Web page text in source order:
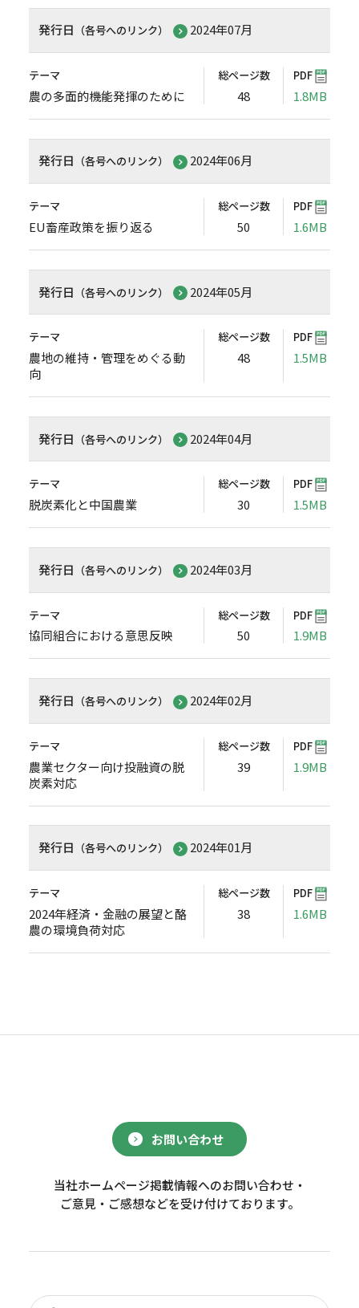
発行日 （各号へのリンク） 2024年07月
テーマ
農の多面的機能発揮のために
総ページ数
48
PDF
1.8MB
発行日 （各号へのリンク） 2024年06月
テーマ
EU畜産政策を振り返る
総ページ数
50
PDF
1.6MB
発行日 （各号へのリンク） 2024年05月
テーマ
農地の維持・管理をめぐる動
向
総ページ数
48
PDF
1.5MB
発行日 （各号へのリンク） 2024年04月
テーマ
脱炭素化と中国農業
総ページ数
30
PDF
1.5MB
発行日 （各号へのリンク） 2024年03月
テーマ
協同組合における意思反映
総ページ数
50
PDF
1.9MB
発行日 （各号へのリンク） 2024年02月
テーマ
農業セクター向け投融資の脱
炭素対応
総ページ数
39
PDF
1.9MB
発行日 （各号へのリンク） 2024年01月
テーマ
2024年経済・金融の展望と酪
農の環境負荷対応
総ページ数
38
PDF
1.6MB
お問い合わせ
当社ホームページ掲載情報へのお問い合わせ・
ご意見・ご感想などを受け付けております。